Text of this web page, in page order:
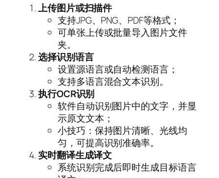
上传图片或扫描件
支持JPG、PNG、PDF等格式；
可单张上传或批量导入图片文件
夹。
选择识别语言
设置源语言或自动检测语言；
支持多语言混合文本识别。
执行OCR识别
软件自动识别图片中的文字，并显
示原文文本；
小技巧：保持图片清晰、光线均
匀，可提高识别准确率。
实时翻译生成译文
系统识别完成后即时生成目标语言